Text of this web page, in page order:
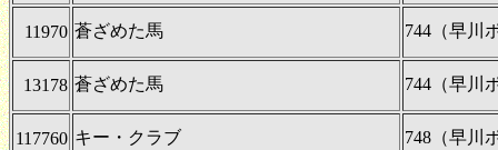
11970 蒼ざめた馬 744（早川
13178 蒼ざめた馬 744（早川
117760 キー・クラブ 748（早川